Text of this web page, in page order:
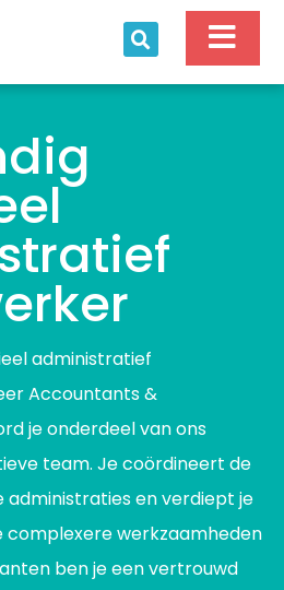
administratief
Accountants &
je onderdeel van ons
team. Je coördineert de
administraties en verdiept je
complexere werkzaamheden
ben je een vertrouwd